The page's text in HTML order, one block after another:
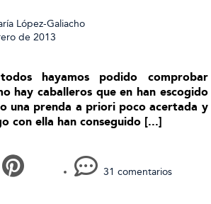
López-Galiacho
de 2013
hayamos podido comprobar
hay caballeros que en han escogido
una prenda a priori poco acertada y
con ella han conseguido [...]
31 comentarios